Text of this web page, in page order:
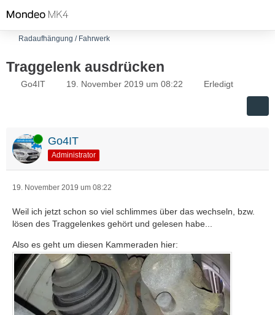
Radaufhängung / Fahrwerk
Traggelenk ausdrücken
Go4IT 19. November 2019 um 08:22 Erledigt
Online Go4IT
Administrator
19. November 2019 um 08:22
Weil ich jetzt schon so viel schlimmes über das wechseln, bzw.
lösen des Traggelenkes gehört und gelesen habe...
Also es geht um diesen Kammeraden hier: